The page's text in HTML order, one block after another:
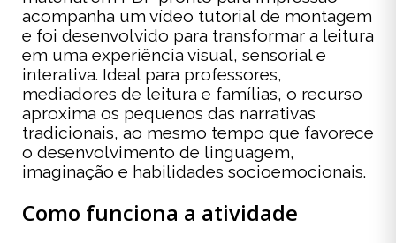
acompanha um vídeo tutorial de montagem
e foi desenvolvido para transformar a leitura
em uma experiência visual, sensorial e
interativa. Ideal para professores,
mediadores de leitura e famílias, o recurso
aproxima os pequenos das narrativas
tradicionais, ao mesmo tempo que favorece
o desenvolvimento de linguagem,
imaginação e habilidades socioemocionais.
Como funciona a atividade